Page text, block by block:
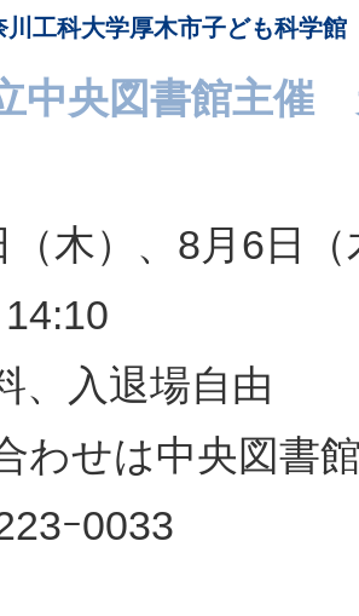
川工科大学厚木市子ども科学館
中央図書館主催
（木）、8月6日（
、入退場自由
わせは中央図書
ｰ0033